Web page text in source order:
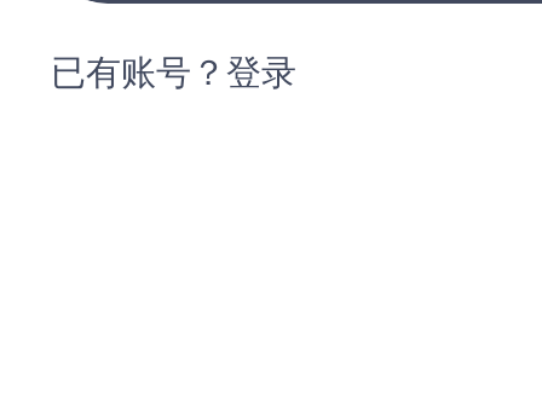
已有账号？登录